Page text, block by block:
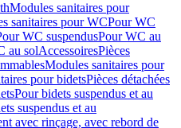
Modules sanitaires pour
sanitaires pour WCPour WC
WC suspendusPour WC au
au solAccessoiresPièces
Modules sanitaires pour
pour bidetsPièces détachées
Pour bidets suspendus et au
suspendus et au
avec rinçage, avec rebord de